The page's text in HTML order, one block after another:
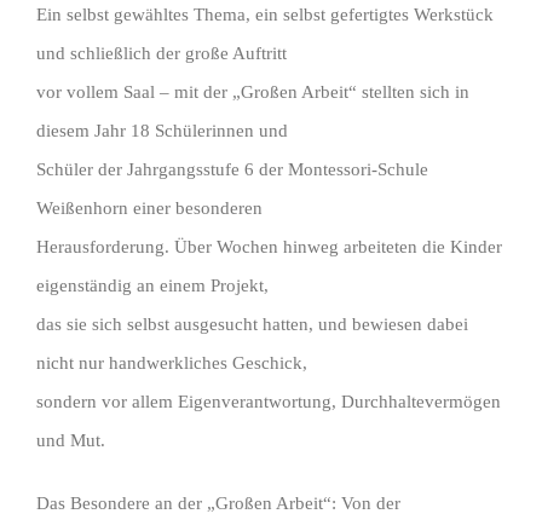
Ein selbst gewähltes Thema, ein selbst gefertigtes Werkstück
und schließlich der große Auftritt
vor vollem Saal – mit der „Großen Arbeit“ stellten sich in
diesem Jahr 18 Schülerinnen und
Schüler der Jahrgangsstufe 6 der Montessori-Schule
Weißenhorn einer besonderen
Herausforderung. Über Wochen hinweg arbeiteten die Kinder
eigenständig an einem Projekt,
das sie sich selbst ausgesucht hatten, und bewiesen dabei
nicht nur handwerkliches Geschick,
sondern vor allem Eigenverantwortung, Durchhaltevermögen
und Mut.
Das Besondere an der „Großen Arbeit“: Von der